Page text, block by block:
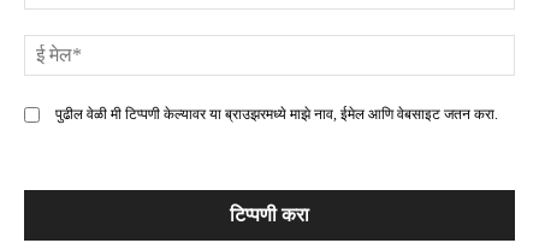
पुढील वेळी मी टिप्पणी केल्यावर या ब्राउझरमध्ये माझे नाव, ईमेल आणि वेबसाइट जतन करा.